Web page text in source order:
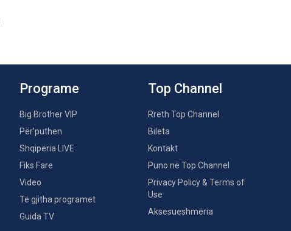
Programe
Big Brother VIP
Për’puthen
Shqipëria LIVE
Fiks Fare
Video
Të gjitha programet
Guida TV
Top Channel
Rreth Top Channel
Bileta
Kontakt
Puno në Top Channel
Privacy Policy & Terms of
Use
Aksesueshmëria